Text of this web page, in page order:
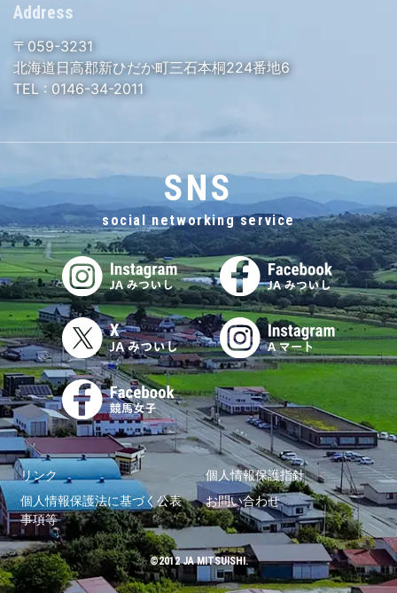
Address
〒059-3231
北海道日高郡新ひだか町三石本桐224番地6
TEL : 0146-34-2011
SNS
social networking service
リンク
個人情報保護指針
個人情報保護法に基づく公表
事項等
お問い合わせ
©2012 JA MITSUISHI.